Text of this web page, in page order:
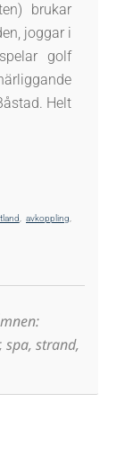
brukar
joggar i
golf
Helt
, avkoppling,
, spa, strand,